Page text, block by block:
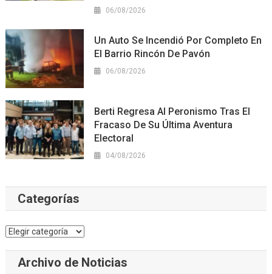
06/08/2026
Un Auto Se Incendió Por Completo En
El Barrio Rincón De Pavón
06/08/2026
Berti Regresa Al Peronismo Tras El
Fracaso De Su Última Aventura
Electoral
04/08/2026
Categorías
Categorías
Archivo de Noticias